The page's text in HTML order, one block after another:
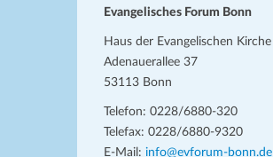
Evangelisches Forum Bonn
Haus der Evangelischen Kirche
Adenauerallee 37
53113 Bonn
Telefon: 0228/6880-320
Telefax: 0228/6880-9320
E-Mail: info@evforum-bonn.de